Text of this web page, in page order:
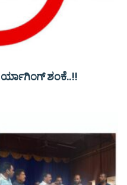
ರ್ಯಾಗಿಂಗ್ ಶಂಕೆ..!!